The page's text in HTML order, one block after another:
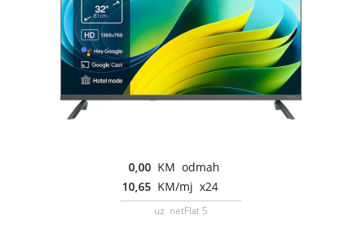
0,00 KM odmah
10,65 KM/mj x24
uz netFlat 5